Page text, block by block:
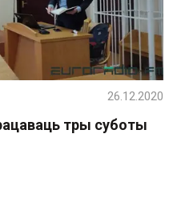
тры суботы
26.12.2020